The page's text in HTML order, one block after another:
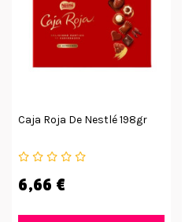
Caja Roja De Nestlé 198gr
6,66 €